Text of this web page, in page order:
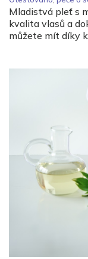
Mladistvá pleť s
kvalita vlasů a
můžete mít díky